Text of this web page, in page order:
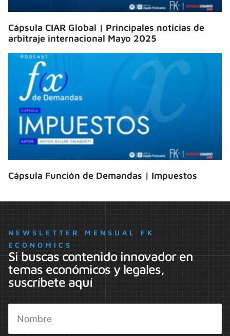
Cápsula CIAR Global | Principales noticias de
arbitraje internacional Mayo 2025
Cápsula Función de Demandas | Impuestos
NEWSLETTER MENSUAL FK
ECONOMICS
Si buscas contenido innovador en
temas económicos y legales,
suscríbete aquí